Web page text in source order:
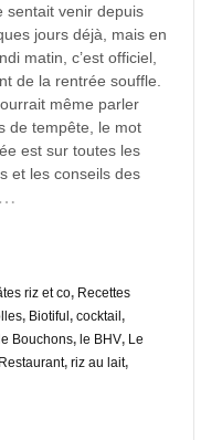
sentait venir depuis
jours déjà, mais en
matin, c’est officiel,
de la rentrée souffle.
même parler
de tempête, le mot
est sur toutes les
et les conseils des
…
riz et co, Recettes
, Biotiful , cocktail ,
Bouchons, le BHV, Le
Restaurant, riz au lait,